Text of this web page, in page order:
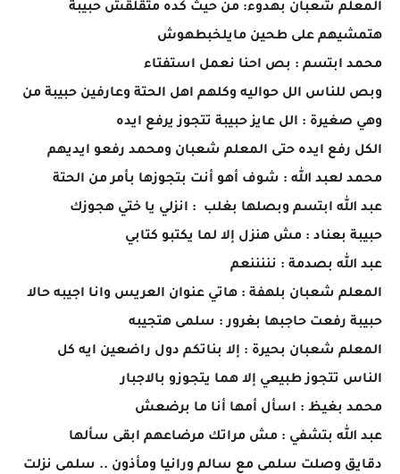
المعلم شعبان بهدوء: من حيث كده متقلقش حبيبة
هتمشيهم على طحين مايلخبطهوش
محمد ابتسم : بص احنا نعمل استفتاء
وبص للناس الل حواليه وكلهم اهل الحتة وعارفين حبيبة من
وهي صغيرة : الل عايز حبيبة تتجوز يرفع ايده
الكل رفع ايده حتى المعلم شعبان ومحمد رفعو ايديهم
محمد لعبد الله : شوف أهو أنت بتجوزها بأمر من الحتة
عبد الله ابتسم وبصلها بغلب : انزلي يا ختي هجوزك
حبيبة بعناد : مش هنزل إلا لما يكتبو كتابي
عبد الله بصدمة : نننننعم
المعلم شعبان بلهفة : هاتي عنوان العريس وانا اجيبه حالا
حبيبة رفعت حاجبها بغرور : سلمى هتجيبه
المعلم شعبان بحيرة : إلا بناتكم دول راضعين ايه كل
الناس تتجوز طبيعي إلا هما يتجوزو بالاجبار
محمد بغيظ : اسأل أمها أنا ما برضعش
عبد الله بتشفي : مش مراتك مرضاعهم ابقى سألها
دقايق وصلت سلمى مع سالم ورانيا ومأذون .. سلمى نزلت